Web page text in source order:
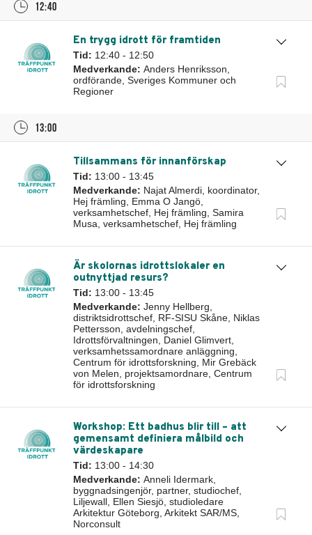
12:40
En trygg idrott för framtiden
Tid: 12:40 - 12:50
Medverkande: Anders Henriksson,
ordförande, Sveriges Kommuner och
Regioner
13:00
Tillsammans för innanförskap
Tid: 13:00 - 13:45
Medverkande: Najat Almerdi, koordinator,
Hej främling, Emma O Jangö,
verksamhetschef, Hej främling, Samira
Musa, verksamhetschef, Hej främling
Är skolornas idrottslokaler en
outnyttjad resurs?
Tid: 13:00 - 13:45
Medverkande: Jenny Hellberg,
distriktsidrottschef, RF-SISU Skåne, Niklas
Pettersson, avdelningschef,
Idrottsförvaltningen, Daniel Glimvert,
verksamhetssamordnare anläggning,
Centrum för idrottsforskning, Mir Grebäck
von Melen, projektsamordnare, Centrum
för idrottsforskning
Workshop: Ett badhus blir till – att
gemensamt definiera målbild och
värdeskapare
Tid: 13:00 - 14:30
Medverkande: Anneli Idermark,
byggnadsingenjör, partner, studiochef,
Liljewall, Ellen Siesjö, studioledare
Arkitektur Göteborg, Arkitekt SAR/MS,
Norconsult